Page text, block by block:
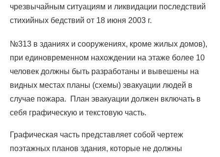
чрезвычайным ситуациям и ликвидации последствий
стихийных бедствий от 18 июня 2003 г.
№313 в зданиях и сооружениях, кроме жилых домов),
при единовременном нахождении на этаже более 10
человек должны быть разработаны и вывешены на
видных местах планы (схемы) эвакуации людей в
случае пожара. План эвакуации должен включать в
себя графическую и текстовую часть.
Графическая часть представляет собой чертеж
поэтажных планов здания, которые не должны